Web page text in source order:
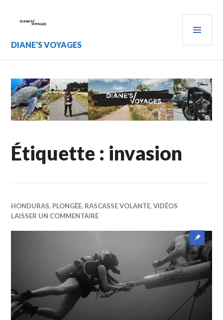
principal
DIANE'S VOYAGES
Étiquette : invasion
HONDURAS, PLONGÉE, RASCASSE VOLANTE,VIDÉOS
LAISSER UN COMMENTAIRE
Article
mis
en
avant